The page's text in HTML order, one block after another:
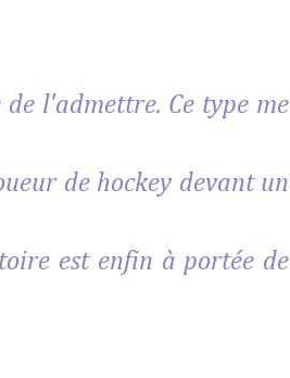
l'admettre. Ce type me
de hockey devant un
est enfin à portée de